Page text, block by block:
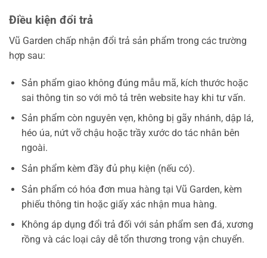
Điều kiện đổi trả
Vũ Garden chấp nhận đổi trả sản phẩm trong các trường
hợp sau:
Sản phẩm giao không đúng mẫu mã, kích thước hoặc
sai thông tin so với mô tả trên website hay khi tư vấn.
Sản phẩm còn nguyên vẹn, không bị gãy nhánh, dập lá,
héo úa, nứt vỡ chậu hoặc trầy xước do tác nhân bên
ngoài.
Sản phẩm kèm đầy đủ phụ kiện (nếu có).
Sản phẩm có hóa đơn mua hàng tại Vũ Garden, kèm
phiếu thông tin hoặc giấy xác nhận mua hàng.
Không áp dụng đổi trả đối với sản phẩm sen đá, xương
rồng và các loại cây dễ tổn thương trong vận chuyển.